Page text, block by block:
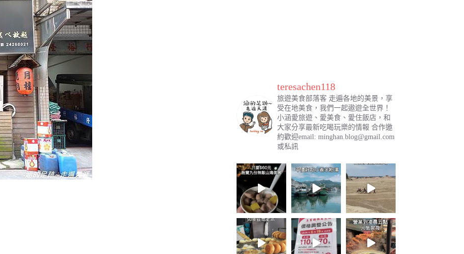
teresachen118
旅遊美食部落客走遍各地的美景，享
受在地美食，我們一起遨遊全世界！
小涵愛旅遊、愛美食、愛住飯店，和
大家分享最新吃喝玩樂的情報 合作邀
約歡迎email: minghan.blog@gmail.com
或私訊